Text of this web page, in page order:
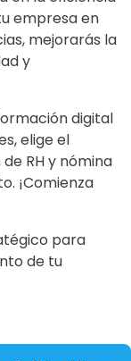
empresa en
mejorarás la
y
digital
elige el
RH y nómina
¡Comienza
para
de tu